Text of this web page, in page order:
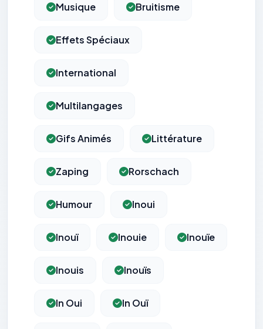
Musique Bruitisme
Effets Spéciaux
International
Multilangages
Gifs Animés Littérature
Zaping Rorschach
Humour Inoui
Inouï Inouie Inouïe
Inouis Inouïs
In Oui In Ouï